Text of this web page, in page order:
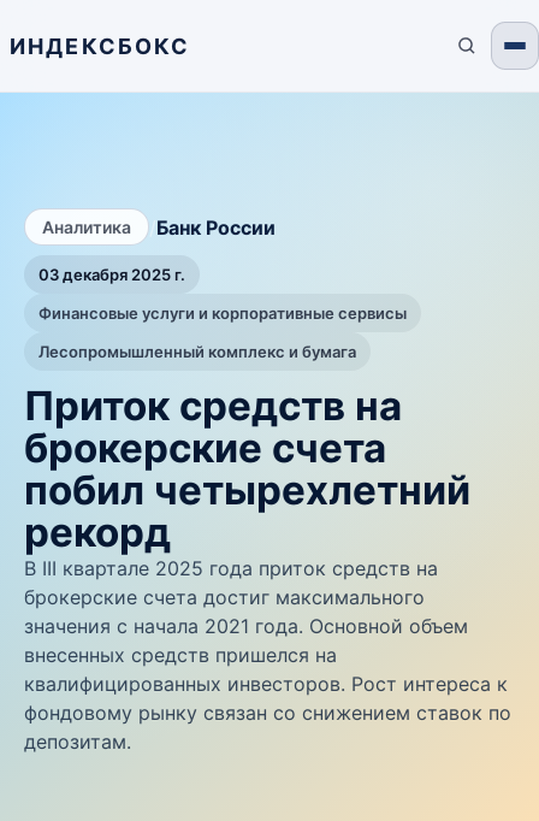
ИНДЕКСБОКС
Аналитика Банк России
03 декабря 2025 г.
Финансовые услуги и корпоративные сервисы
Лесопромышленный комплекс и бумага
Приток средств на
брокерские счета
побил четырехлетний
рекорд
В III квартале 2025 года приток средств на
брокерские счета достиг максимального
значения с начала 2021 года. Основной объем
внесенных средств пришелся на
квалифицированных инвесторов. Рост интереса к
фондовому рынку связан со снижением ставок по
депозитам.